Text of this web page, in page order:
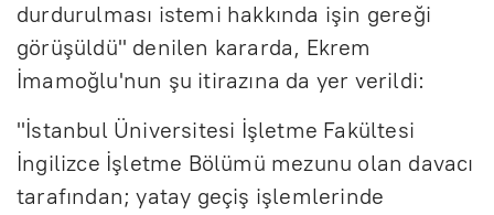
durdurulması istemi hakkında işin gereği
görüşüldü" denilen kararda, Ekrem
İmamoğlu'nun şu itirazına da yer verildi:
"İstanbul Üniversitesi İşletme Fakültesi
İngilizce İşletme Bölümü mezunu olan davacı
tarafından; yatay geçiş işlemlerinde